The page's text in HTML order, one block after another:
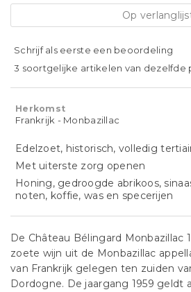
Op
Schrijf als eerste een beoordeling
3 soortgelijke artikelen van dezelfde
Herkomst
Frankrijk - Monbazillac
Edelzoet, historisch, volledig
Met uiterste zorg openen
Honing, gedroogde abrikoos,
noten, koffie, was en specerijen
De Château Bélingard Monbazillac
zoete wijn uit de Monbazillac
van Frankrijk gelegen ten zuiden
Dordogne. De jaargang 1959 geldt